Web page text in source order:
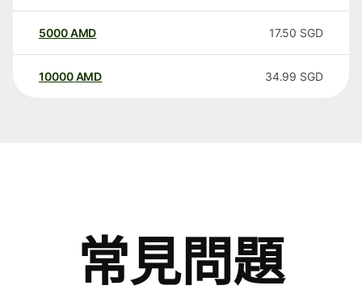
5000AMD 17.50 SGD
10000 AMD 34.99 SGD
常見問題